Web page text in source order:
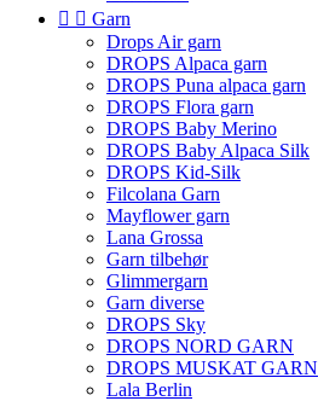
  Garn
Drops Air garn
DROPS Alpaca garn
DROPS Puna alpaca garn
DROPS Flora garn
DROPS Baby Merino
DROPS Baby Alpaca Silk
DROPS Kid-Silk
Filcolana Garn
Mayflower garn
Lana Grossa
Garn tilbehør
Glimmergarn
Garn diverse
DROPS Sky
DROPS NORD GARN
DROPS MUSKAT GARN
Lala Berlin